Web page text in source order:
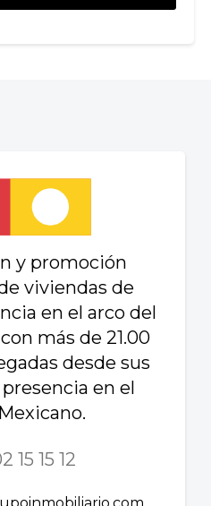
y promoción
viviendas de
en el arco del
más de 21.00
desde sus
en el
15 15 12